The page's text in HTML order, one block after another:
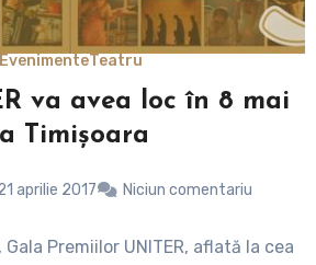
EvenimenteTeatru
va avea loc în 8 mai
Timișoara
aprilie 2017 Niciun comentariu
Premiilor UNITER, aflată la cea